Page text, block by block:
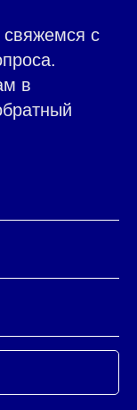
с
в